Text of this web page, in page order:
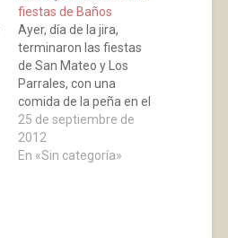
fiestas de Baños
Ayer, día de la jira,
terminaron las fiestas
de San Mateo y Los
Parrales, con una
comida de la peña en el
frontón San Isidro, una
degustación de lomo
con pimientos por la
25 de septiembre de
2012
En «Sin categoría»